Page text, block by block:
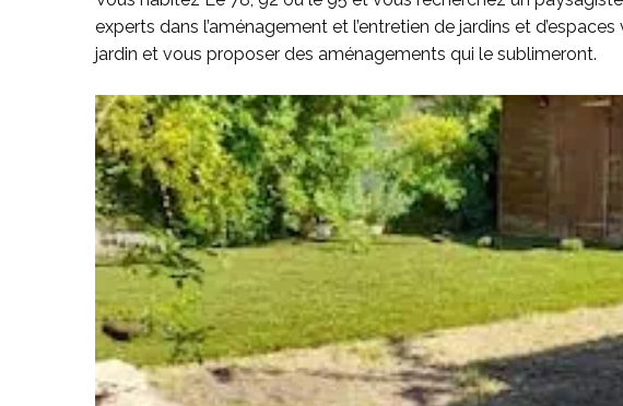
experts dans l’aménagement et l’entretien de jardins et
jardin et vous proposer des aménagements qui le sublimeront.